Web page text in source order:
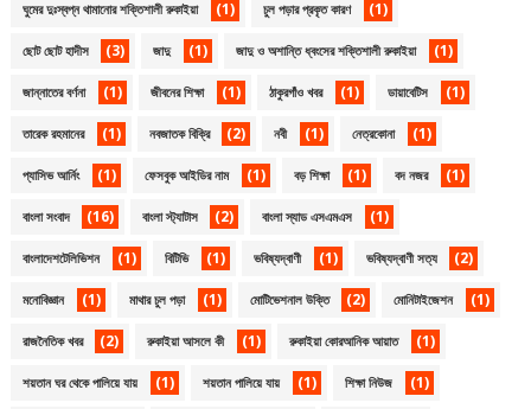
ঘুমের দুঃস্বপ্ন থামানোর শক্তিশালী রুকাইয়া (1) চুল পড়ার প্রকৃত কারণ (1)
ছোট ছোট হাদীস (3) জাদু (1) জাদু ও অশান্তি ধ্বংসের শক্তিশালী রুকাইয়া (1)
জান্নাতের বর্ণনা (1) জীবনের শিক্ষা (1) ঠাকুরগাঁও খবর (1) ডায়াবেটিস (1)
তারেক রহমানের (1) নবজাতক বিক্রি (2) নবী (1) নেত্রকোনা (1)
প্যাসিভ আর্নিং (1) ফেসবুক আইডির নাম (1) বড় শিক্ষা (1) বদ নজর (1)
বাংলা সংবাদ (16) বাংলা স্ট্যাটাস (2) বাংলা স্যাড এসএমএস (1)
বাংলাদেশটেলিভিশন (1) বিটিভি (1) ভবিষ্যদ্বাণী (1) ভবিষ্যদ্বাণী সত্য (2)
মনোবিজ্ঞান (1) মাথার চুল পড়া (1) মোটিভেশনাল উক্তি (2) মোনিটাইজেশন (1)
রাজনৈতিক খবর (2) রুকাইয়া আসলে কী (1) রুকাইয়া কোরআনিক আয়াত (1)
শয়তান ঘর থেকে পালিয়ে যায় (1) শয়তান পালিয়ে যায় (1) শিক্ষা নিউজ (1)